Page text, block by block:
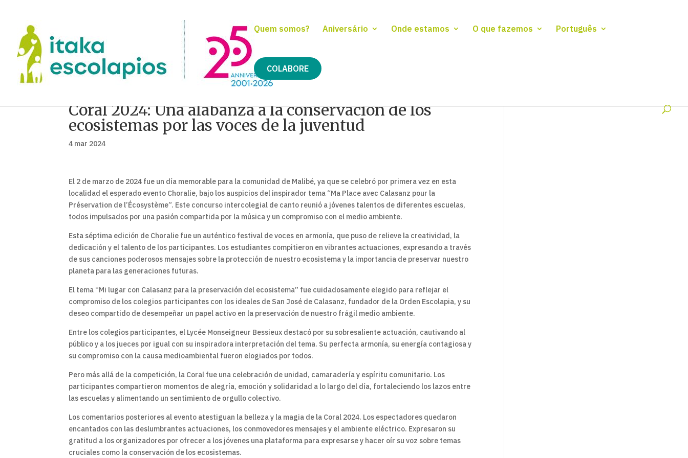
Quem somos? Aniversário Onde estamos O que fazemos Português
COLABORE
Coral 2024: Una alabanza a la conservación de los
ecosistemas por las voces de la juventud
4 mar 2024
El 2 de marzo de 2024 fue un día memorable para la comunidad de Malibé, ya que se celebró por primera vez en esta
localidad el esperado evento Choralie, bajo los auspicios del inspirador tema “Ma Place avec Calasanz pour la
Préservation de l’Écosystème”. Este concurso intercolegial de canto reunió a jóvenes talentos de diferentes escuelas,
todos impulsados por una pasión compartida por la música y un compromiso con el medio ambiente.
Esta séptima edición de Choralie fue un auténtico festival de voces en armonía, que puso de relieve la creatividad, la
dedicación y el talento de los participantes. Los estudiantes compitieron en vibrantes actuaciones, expresando a través
de sus canciones poderosos mensajes sobre la protección de nuestro ecosistema y la importancia de preservar nuestro
planeta para las generaciones futuras.
El tema “Mi lugar con Calasanz para la preservación del ecosistema” fue cuidadosamente elegido para reflejar el
compromiso de los colegios participantes con los ideales de San José de Calasanz, fundador de la Orden Escolapia, y su
deseo compartido de desempeñar un papel activo en la preservación de nuestro frágil medio ambiente.
Entre los colegios participantes, el Lycée Monseigneur Bessieux destacó por su sobresaliente actuación, cautivando al
público y a los jueces por igual con su inspiradora interpretación del tema. Su perfecta armonía, su energía contagiosa y
su compromiso con la causa medioambiental fueron elogiados por todos.
Pero más allá de la competición, la Coral fue una celebración de unidad, camaradería y espíritu comunitario. Los
participantes compartieron momentos de alegría, emoción y solidaridad a lo largo del día, fortaleciendo los lazos entre
las escuelas y alimentando un sentimiento de orgullo colectivo.
Los comentarios posteriores al evento atestiguan la belleza y la magia de la Coral 2024. Los espectadores quedaron
encantados con las deslumbrantes actuaciones, los conmovedores mensajes y el ambiente eléctrico. Expresaron su
gratitud a los organizadores por ofrecer a los jóvenes una plataforma para expresarse y hacer oír su voz sobre temas
cruciales como la conservación de los ecosistemas.